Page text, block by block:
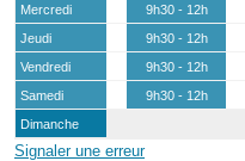
Mercredi
9h30 - 12h
Jeudi
9h30 - 12h
Vendredi
9h30 - 12h
Samedi
9h30 - 12h
Dimanche
Signaler une erreur